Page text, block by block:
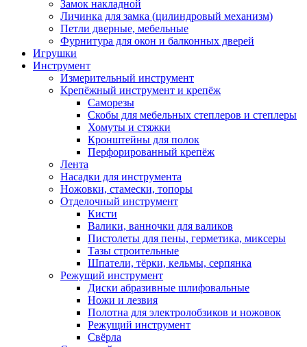
Замок накладной
Личинка для замка (цилиндровый механизм)
Петли дверные, мебельные
Фурнитура для окон и балконных дверей
Игрушки
Инструмент
Измерительный инструмент
Крепёжный инструмент и крепёж
Саморезы
Скобы для мебельных степлеров и степлеры
Хомуты и стяжки
Кронштейны для полок
Перфорированный крепёж
Лента
Насадки для инструмента
Ножовки, стамески, топоры
Отделочный инструмент
Кисти
Валики, ванночки для валиков
Пистолеты для пены, герметика, миксеры
Тазы строительные
Шпатели, тёрки, кельмы, серпянка
Режущий инструмент
Диски абразивные шлифовальные
Ножи и лезвия
Полотна для электролобзиков и ножовок
Режущий инструмент
Свёрла